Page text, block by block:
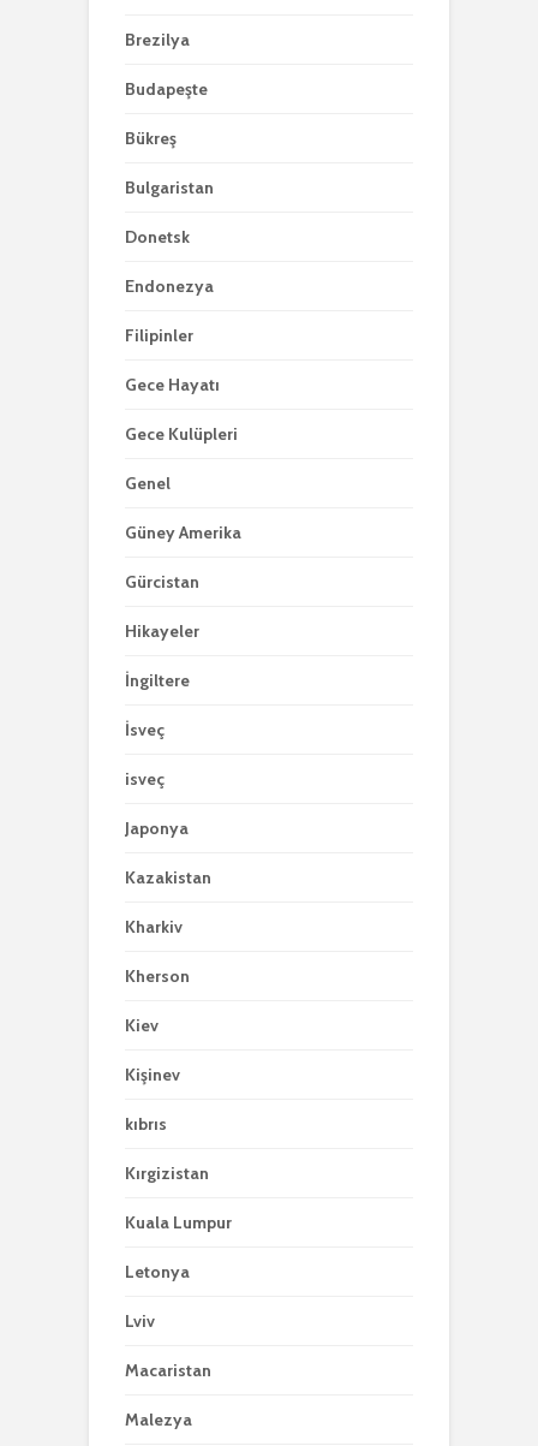
Brezilya
Budapeşte
Bükreş
Bulgaristan
Donetsk
Endonezya
Filipinler
Gece Hayatı
Gece Kulüpleri
Genel
Güney Amerika
Gürcistan
Hikayeler
İngiltere
İsveç
isveç
Japonya
Kazakistan
Kharkiv
Kherson
Kiev
Kişinev
kıbrıs
Kırgizistan
Kuala Lumpur
Letonya
Lviv
Macaristan
Malezya